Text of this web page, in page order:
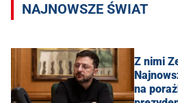
NAJNOWSZE ŚWIAT
Z nimi
na